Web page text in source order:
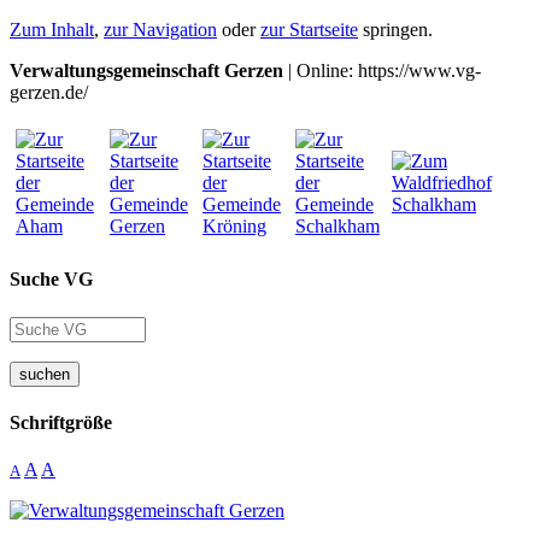
Zum Inhalt, zur Navigation oderzur Startseite springen.
Verwaltungsgemeinschaft Gerzen | Online: https://www.vg-
gerzen.de/
Suche VG
suchen
Schriftgröße
A A A